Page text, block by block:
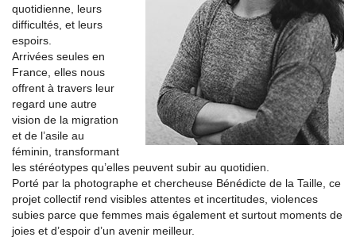
quotidienne, leurs
difficultés, et leurs
espoirs.
Arrivées seules en
France, elles nous
offrent à travers leur
regard une autre
vision de la migration
et de l’asile au
féminin, transformant
les stéréotypes qu’elles peuvent subir au quotidien.
Porté par la photographe et chercheuse Bénédicte de la Taille, ce
projet collectif rend visibles attentes et incertitudes, violences
subies parce que femmes mais également et surtout moments de
joies et d’espoir d’un avenir meilleur.